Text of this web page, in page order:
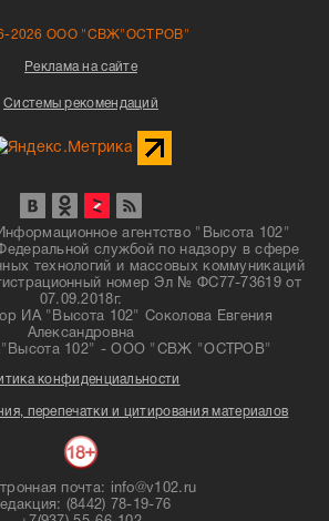
2026 ООО "СВЖ"ОСТРОВ"
Реклама на сайте
Системы рекомендаций
агентство "Высота 102"
службой по надзору в сфере
технологий и массовых коммуникаций
номер Эл № ФС77-73619 от
07.09.2018г.
ИА "Высота 102" Соколова Евгения
Александровна
"Высота 102" - ООО "СВЖ "ОСТРОВ"
конфиденциальности
перепечатки и цитирования материалов
почта: info@v102.ru
(8442) 78-19-76